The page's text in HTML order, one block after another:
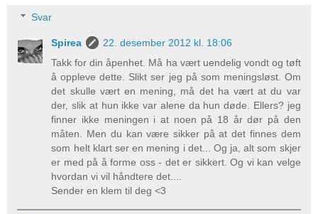
Svar
Spirea
22. desember 2012 kl. 18:06
Takk for din åpenhet. Må ha vært uendelig vondt og tøft
å oppleve dette. Slikt ser jeg på som meningsløst. Om
det skulle vært en mening, må det ha vært at du var
der, slik at hun ikke var alene da hun døde. Ellers? jeg
finner ikke meningen i at noen på 18 år dør på den
måten. Men du kan være sikker på at det finnes dem
som helt klart ser en mening i det... Og ja, alt som skjer
er med på å forme oss - det er sikkert. Og vi kan velge
hvordan vi vil håndtere det....
Sender en klem til deg <3